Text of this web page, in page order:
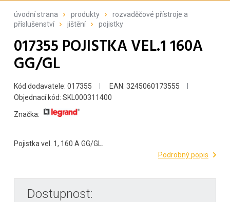
úvodní strana produkty
rozvaděčové přístroje a
příslušenství
jištění pojistky
017355 POJISTKA VEL.1 160A
GG/GL
Kód dodavatele: 017355
EAN: 3245060173555
Objednací kód: SKL000311400
Značka:
Pojistka vel. 1, 160 A GG/GL.
Podrobný popis
Dostupnost: